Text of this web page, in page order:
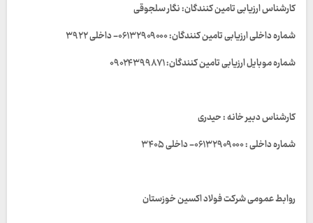
کارشناس ارزیابی تامین کنندگان: نگار سلجوقی
شماره داخلی ارزیابی تامین کنندگان: ۰۶۱۳۲۹۰۹۰۰۰- داخلی ۳۹۲۲
شماره موبایل ارزیابی تامین کنندگان: ۰۹۰۲۴۳۹۹۸۷۱
کارشناس دبیر خانه : حیدری
شماره داخلی : ۰۶۱۳۲۹۰۹۰۰۰- داخلی ۳۴۰۵
روابط عمومی شرکت فولاد اکسین خوزستان